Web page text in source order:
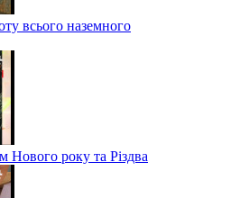
всього наземного
Нового року та Різдва